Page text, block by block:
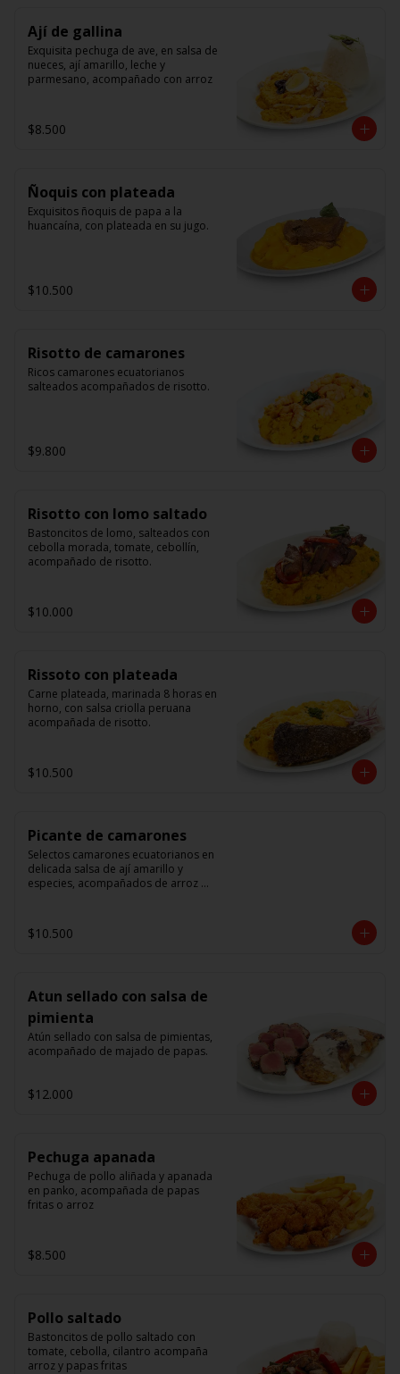
Ají de gallina
Exquisita pechuga de ave, en salsa de
nueces, ají amarillo, leche y
parmesano, acompañado con arroz
$8.500
Ñoquis con plateada
Exquisitos ñoquis de papa a la
huancaína, con plateada en su jugo.
$10.500
Risotto de camarones
Ricos camarones ecuatorianos
salteados acompañados de risotto.
$9.800
Risotto con lomo saltado
Bastoncitos de lomo, salteados con
cebolla morada, tomate, cebollín,
acompañado de risotto.
$10.000
Rissoto con plateada
Carne plateada, marinada 8 horas en
horno, con salsa criolla peruana
acompañada de risotto.
$10.500
Picante de camarones
Selectos camarones ecuatorianos en
delicada salsa de ají amarillo y
especies, acompañados de arroz
$10.500
Atun sellado con salsa de
pimienta
Atún sellado con salsa de pimientas,
acompañado de majado de papas.
$12.000
Pechuga apanada
Pechuga de pollo aliñada y apanada
en panko, acompañada de papas
fritas o arroz
$8.500
Pollo saltado
Bastoncitos de pollo saltado con
tomate, cebolla, cilantro acompaña
arroz y papas fritas